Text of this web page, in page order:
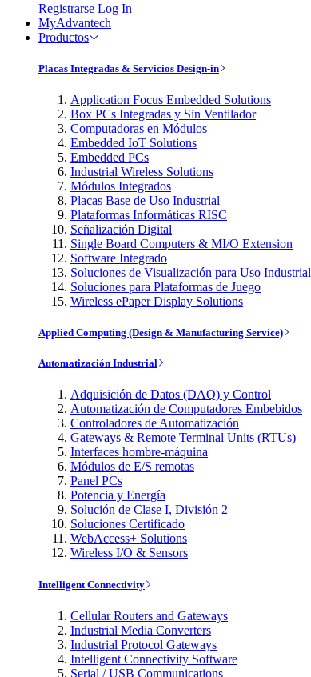
Registrarse Log In
MyAdvantech
Productos
Placas Integradas & Servicios Design-in
Application Focus Embedded Solutions
Box PCs Integradas y Sin Ventilador
Computadoras en Módulos
Embedded IoT Solutions
Embedded PCs
Industrial Wireless Solutions
Módulos Integrados
Placas Base de Uso Industrial
Plataformas Informáticas RISC
Señalización Digital
Single Board Computers & MI/O Extension
Software Integrado
Soluciones de Visualización para Uso Industrial
Soluciones para Plataformas de Juego
Wireless ePaper Display Solutions
Applied Computing (Design & Manufacturing Service)
Automatización Industrial
Adquisición de Datos (DAQ) y Control
Automatización de Computadores Embebidos
Controladores de Automatización
Gateways & Remote Terminal Units (RTUs)
Interfaces hombre-máquina
Módulos de E/S remotas
Panel PCs
Potencia y Energía
Solución de Clase I, División 2
Soluciones Certificado
WebAccess+ Solutions
Wireless I/O & Sensors
Intelligent Connectivity
Cellular Routers and Gateways
Industrial Media Converters
Industrial Protocol Gateways
Intelligent Connectivity Software
Serial / USB Communications